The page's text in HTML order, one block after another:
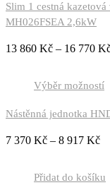
Slim 1 cestná
MH026FSEA 2,6kW
13 860 Kč – 16 770
Výběr možností
Nástěnná jednotka
7 370 Kč – 8 917 Kč
Přidat do košíku